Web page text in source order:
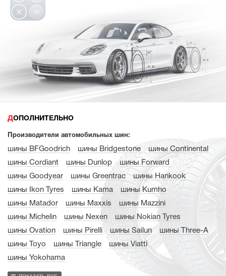
ДОПОЛНИТЕЛЬНО
Производители автомобильных шин:
шины BFGoodrich шины Bridgestone
шины Continental
шины Cordiant
шины Dunlop
шины Forward
шины Goodyear
шины Greentrac
шины Hankook
шины Ikon Tyres
шины Kama
шины Kumho
шины Matador
шины Maxxis
шины Mazzini
шины Michelin
шины Nexen
шины Nokian Tyres
шины Ovation
шины Pirelli шины Sailun
шины Three-A
шины Toyo
шины Triangle
шины Viatti
шины Yokohama